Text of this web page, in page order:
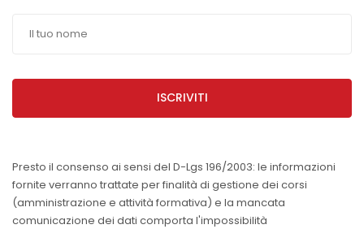
ISCRIVITI
Presto il consenso ai sensi del D-Lgs 196/2003: le informazioni
fornite verranno trattate per finalità di gestione dei corsi
(amministrazione e attività formativa) e la mancata
comunicazione dei dati comporta l'impossibilità